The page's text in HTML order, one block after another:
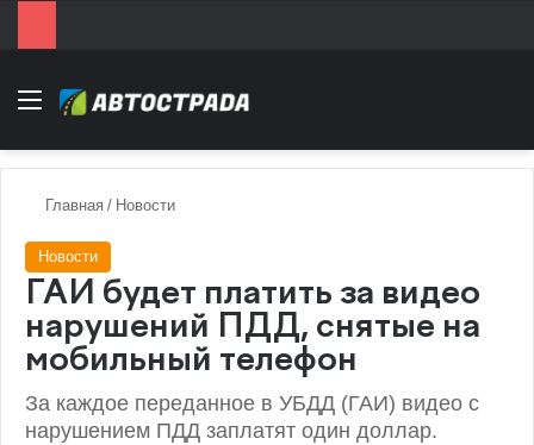
Menu
Главная / Новости
Новости
ГАИ будет платить за видео
нарушений ПДД, снятые на
мобильный телефон
За каждое переданное в УБДД (ГАИ) видео с
нарушением ПДД заплатят один доллар.